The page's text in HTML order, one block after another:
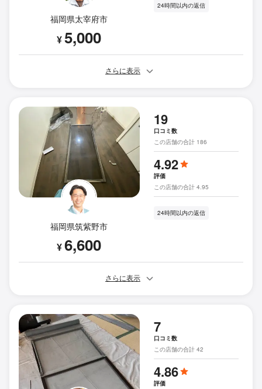
福岡県太宰府市
¥5,000
24時間以内の返信
さらに表示
福岡県筑紫野市
¥6,600
19
口コミ数
この店舗の合計 186
4.92
評価
この店舗の合計 4.95
24時間以内の返信
さらに表示
7
口コミ数
この店舗の合計 42
4.86
評価